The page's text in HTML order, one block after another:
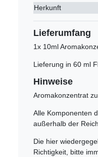
Herkunft
Lieferumfang
1x 10ml
Lieferung in 60 ml
Hinweise
Aromakonzentrat
Alle Komponenten
außerhalb der
Die hier
Richtigkeit, bitte